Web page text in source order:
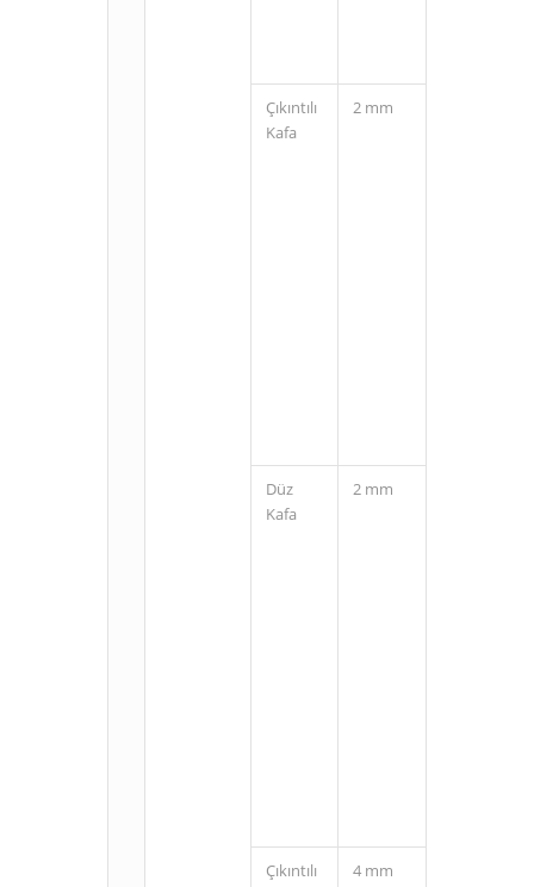
Çıkıntılı
Kafa
2 mm
Düz
Kafa
2 mm
Çıkıntılı
4 mm